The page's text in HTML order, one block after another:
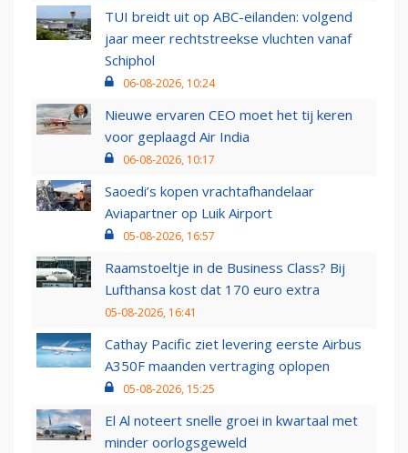
TUI breidt uit op ABC-eilanden: volgend
jaar meer rechtstreekse vluchten vanaf
Schiphol
06-08-2026, 10:24
Nieuwe ervaren CEO moet het tij keren
voor geplaagd Air India
06-08-2026, 10:17
Saoedi’s kopen vrachtafhandelaar
Aviapartner op Luik Airport
05-08-2026, 16:57
Raamstoeltje in de Business Class? Bij
Lufthansa kost dat 170 euro extra
05-08-2026, 16:41
Cathay Pacific ziet levering eerste Airbus
A350F maanden vertraging oplopen
05-08-2026, 15:25
El Al noteert snelle groei in kwartaal met
minder oorlogsgeweld